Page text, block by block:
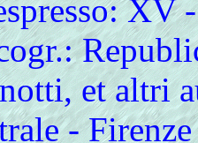
et altri
-